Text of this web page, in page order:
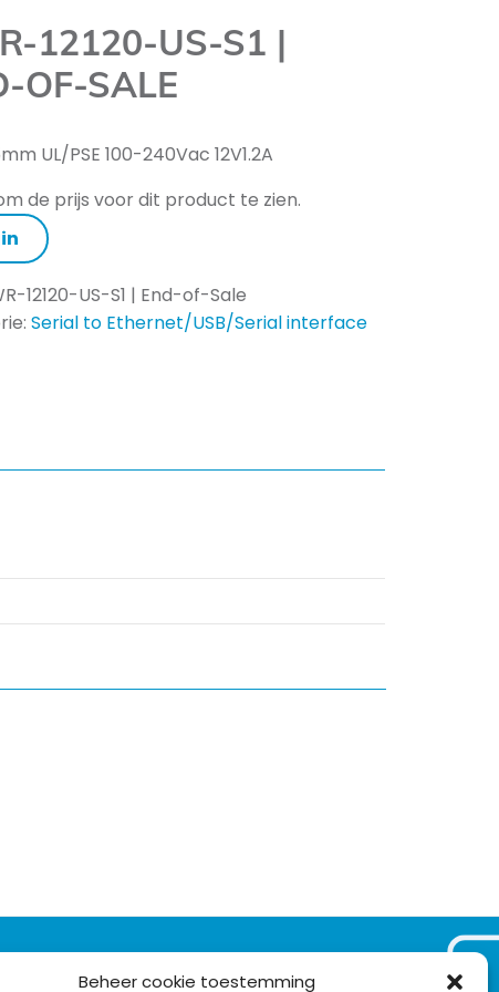
Beheer cookie toestemming
12120-US-S1 |
OF-SALE
UL/PSE 100-240Vac 12V1.2A
de prijs voor dit product te zien.
12120-US-S1 | End-of-Sale
Serial to Ethernet/USB/Serial interface